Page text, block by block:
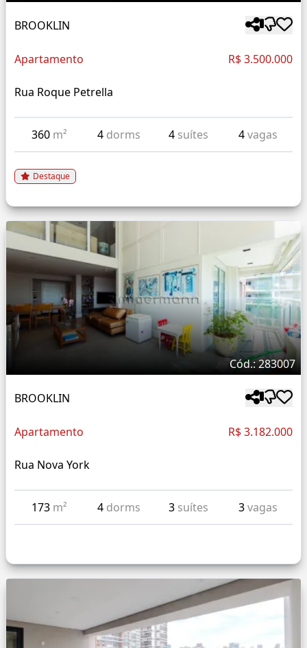
BROOKLIN
Apartamento R$ 3.500.000
Rua Roque Petrella
360 m² 4 dorms 4 suítes 4vagas
Destaque
Cód.: 283007
BROOKLIN
Apartamento R$ 3.182.000
Rua Nova York
173 m² 4 dorms 3 suítes 3vagas